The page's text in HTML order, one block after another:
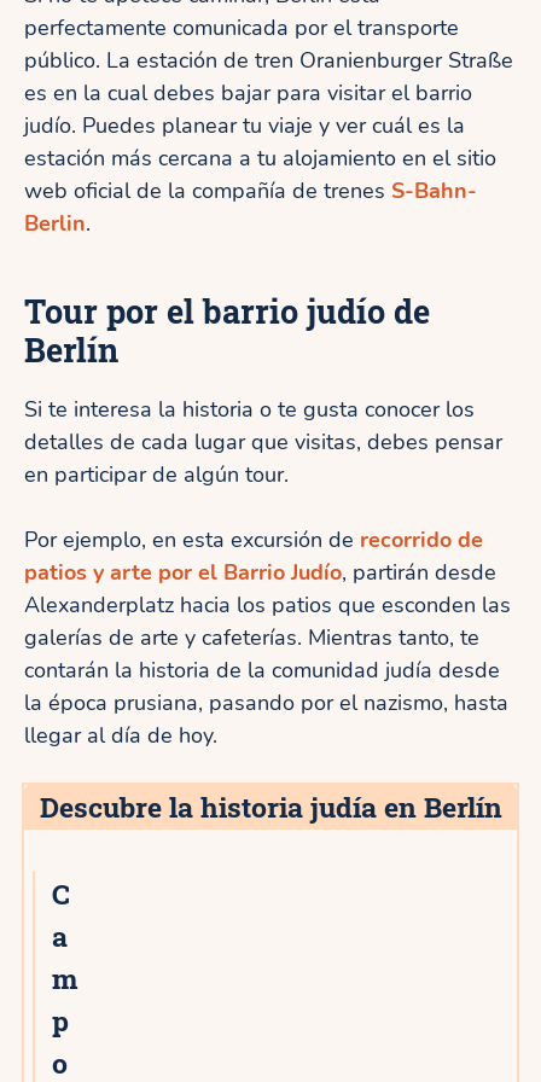
perfectamente comunicada por el transporte
público. La estación de tren Oranienburger Straße
es en la cual debes bajar para visitar el barrio
judío. Puedes planear tu viaje y ver cuál es la
estación más cercana a tu alojamiento en el sitio
web oficial de la compañía de trenes S-Bahn-
Berlin.
Tour por el barrio judío de
Berlín
Si te interesa la historia o te gusta conocer los
detalles de cada lugar que visitas, debes pensar
en participar de algún tour.
Por ejemplo, en esta excursión de recorrido de
patios y arte por el Barrio Judío, partirán desde
Alexanderplatz hacia los patios que esconden las
galerías de arte y cafeterías. Mientras tanto, te
contarán la historia de la comunidad judía desde
la época prusiana, pasando por el nazismo, hasta
llegar al día de hoy.
Descubre la historia judía en Berlín
C
a
m
p
o